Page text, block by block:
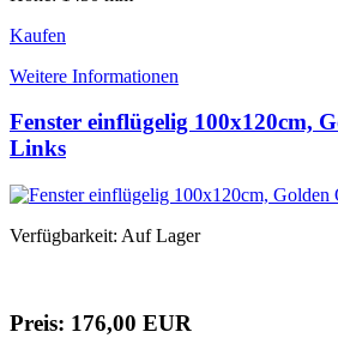
Kaufen
Weitere Informationen
Fenster einflügelig 100x120cm,
Links
Verfügbarkeit: Auf Lager
Preis: 176,00 EUR